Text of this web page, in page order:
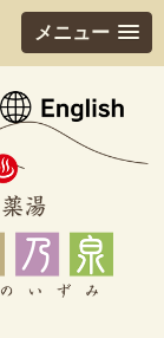
メニュー